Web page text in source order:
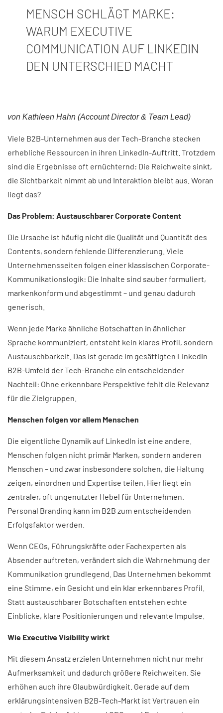
MENSCH SCHLÄGT MARKE:
WARUM EXECUTIVE
COMMUNICATION AUF LINKEDIN
DEN UNTERSCHIED MACHT
von Kathleen Hahn (Account Director & Team Lead)
Viele B2B-Unternehmen aus der Tech-Branche stecken
erhebliche Ressourcen in ihren LinkedIn-Auftritt. Trotzdem
sind die Ergebnisse oft ernüchternd: Die Reichweite sinkt,
die Sichtbarkeit nimmt ab und Interaktion bleibt aus. Woran
liegt das?
Das Problem: Austauschbarer Corporate Content
Die Ursache ist häufig nicht die Qualität und Quantität des
Contents, sondern fehlende Differenzierung. Viele
Unternehmensseiten folgen einer klassischen Corporate-
Kommunikationslogik: Die Inhalte sind sauber formuliert,
markenkonform und abgestimmt – und genau dadurch
generisch.
Wenn jede Marke ähnliche Botschaften in ähnlicher
Sprache kommuniziert, entsteht kein klares Profil, sondern
Austauschbarkeit. Das ist gerade im gesättigten LinkedIn-
B2B-Umfeld der Tech-Branche ein entscheidender
Nachteil: Ohne erkennbare Perspektive fehlt die Relevanz
für die Zielgruppen.
Menschen folgen vor allem Menschen
Die eigentliche Dynamik auf LinkedIn ist eine andere.
Menschen folgen nicht primär Marken, sondern anderen
Menschen – und zwar insbesondere solchen, die Haltung
zeigen, einordnen und Expertise teilen. Hier liegt ein
zentraler, oft ungenutzter Hebel für Unternehmen.
Personal Branding kann im B2B zum entscheidenden
Erfolgsfaktor werden.
Wenn CEOs, Führungskräfte oder Fachexperten als
Absender auftreten, verändert sich die Wahrnehmung der
Kommunikation grundlegend. Das Unternehmen bekommt
eine Stimme, ein Gesicht und ein klar erkennbares Profil.
Statt austauschbarer Botschaften entstehen echte
Einblicke, klare Positionierungen und relevante Impulse.
Wie Executive Visibility wirkt
Mit diesem Ansatz erzielen Unternehmen nicht nur mehr
Aufmerksamkeit und dadurch größere Reichweiten. Sie
erhöhen auch ihre Glaubwürdigkeit. Gerade auf dem
erklärungsintensiven B2B-Tech-Markt ist Vertrauen ein